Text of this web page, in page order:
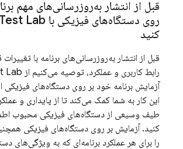
قبل از انتشار به‌روزرسانی‌های مهم
روی دستگاه‌های فیزیکی با Test Lab
کنید
قبل از انتشار به‌روزرسانی‌های برنامه با
رابط کاربری و عملکرد، توصیه می‌کنیم از Lab
آزمایش برنامه خود بر روی دستگاه‌های فیزیکی
این کار به شما کمک می‌کند تا از پایداری و
طیف وسیعی از دستگاه‌های فیزیکی محبوب
کنید. آزمایش بر روی دستگاه‌های فیزیکی
را برای هر عملکرد برنامه‌ای که به ویژگی‌های